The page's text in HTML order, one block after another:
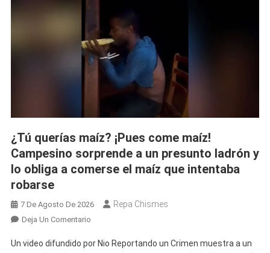
¿Tú querías maíz? ¡Pues come maíz!
Campesino sorprende a un presunto ladrón y
lo obliga a comerse el maíz que intentaba
robarse
7 De Agosto De 2026 Repa Chismes
Deja Un ComentarioEn
Querías
Un video difundido por Nio Reportando un Crimen muestra a un